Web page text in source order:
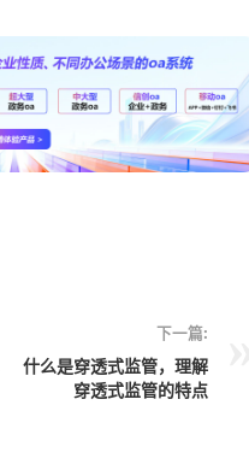
下一篇:
什么是穿透式监管，理解
穿透式监管的特点